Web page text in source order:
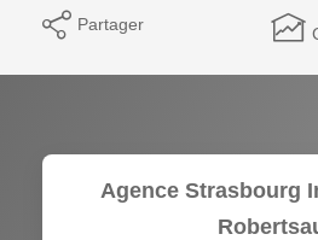
Partager
Agence Strasbourg